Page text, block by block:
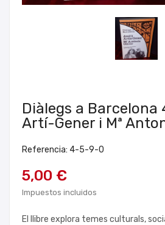
Diàlegs a Barcelona
Artí-Gener i Mª
Referencia: 4-5-9-0
5,00 €
Impuestos incluidos
El llibre explora temes culturals,